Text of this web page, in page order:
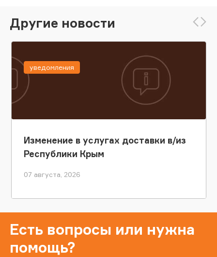
Другие новости
Изменение в услугах доставки в/из
Республики Крым
07 августа, 2026
уведомления
Есть вопросы или нужна
помощь?